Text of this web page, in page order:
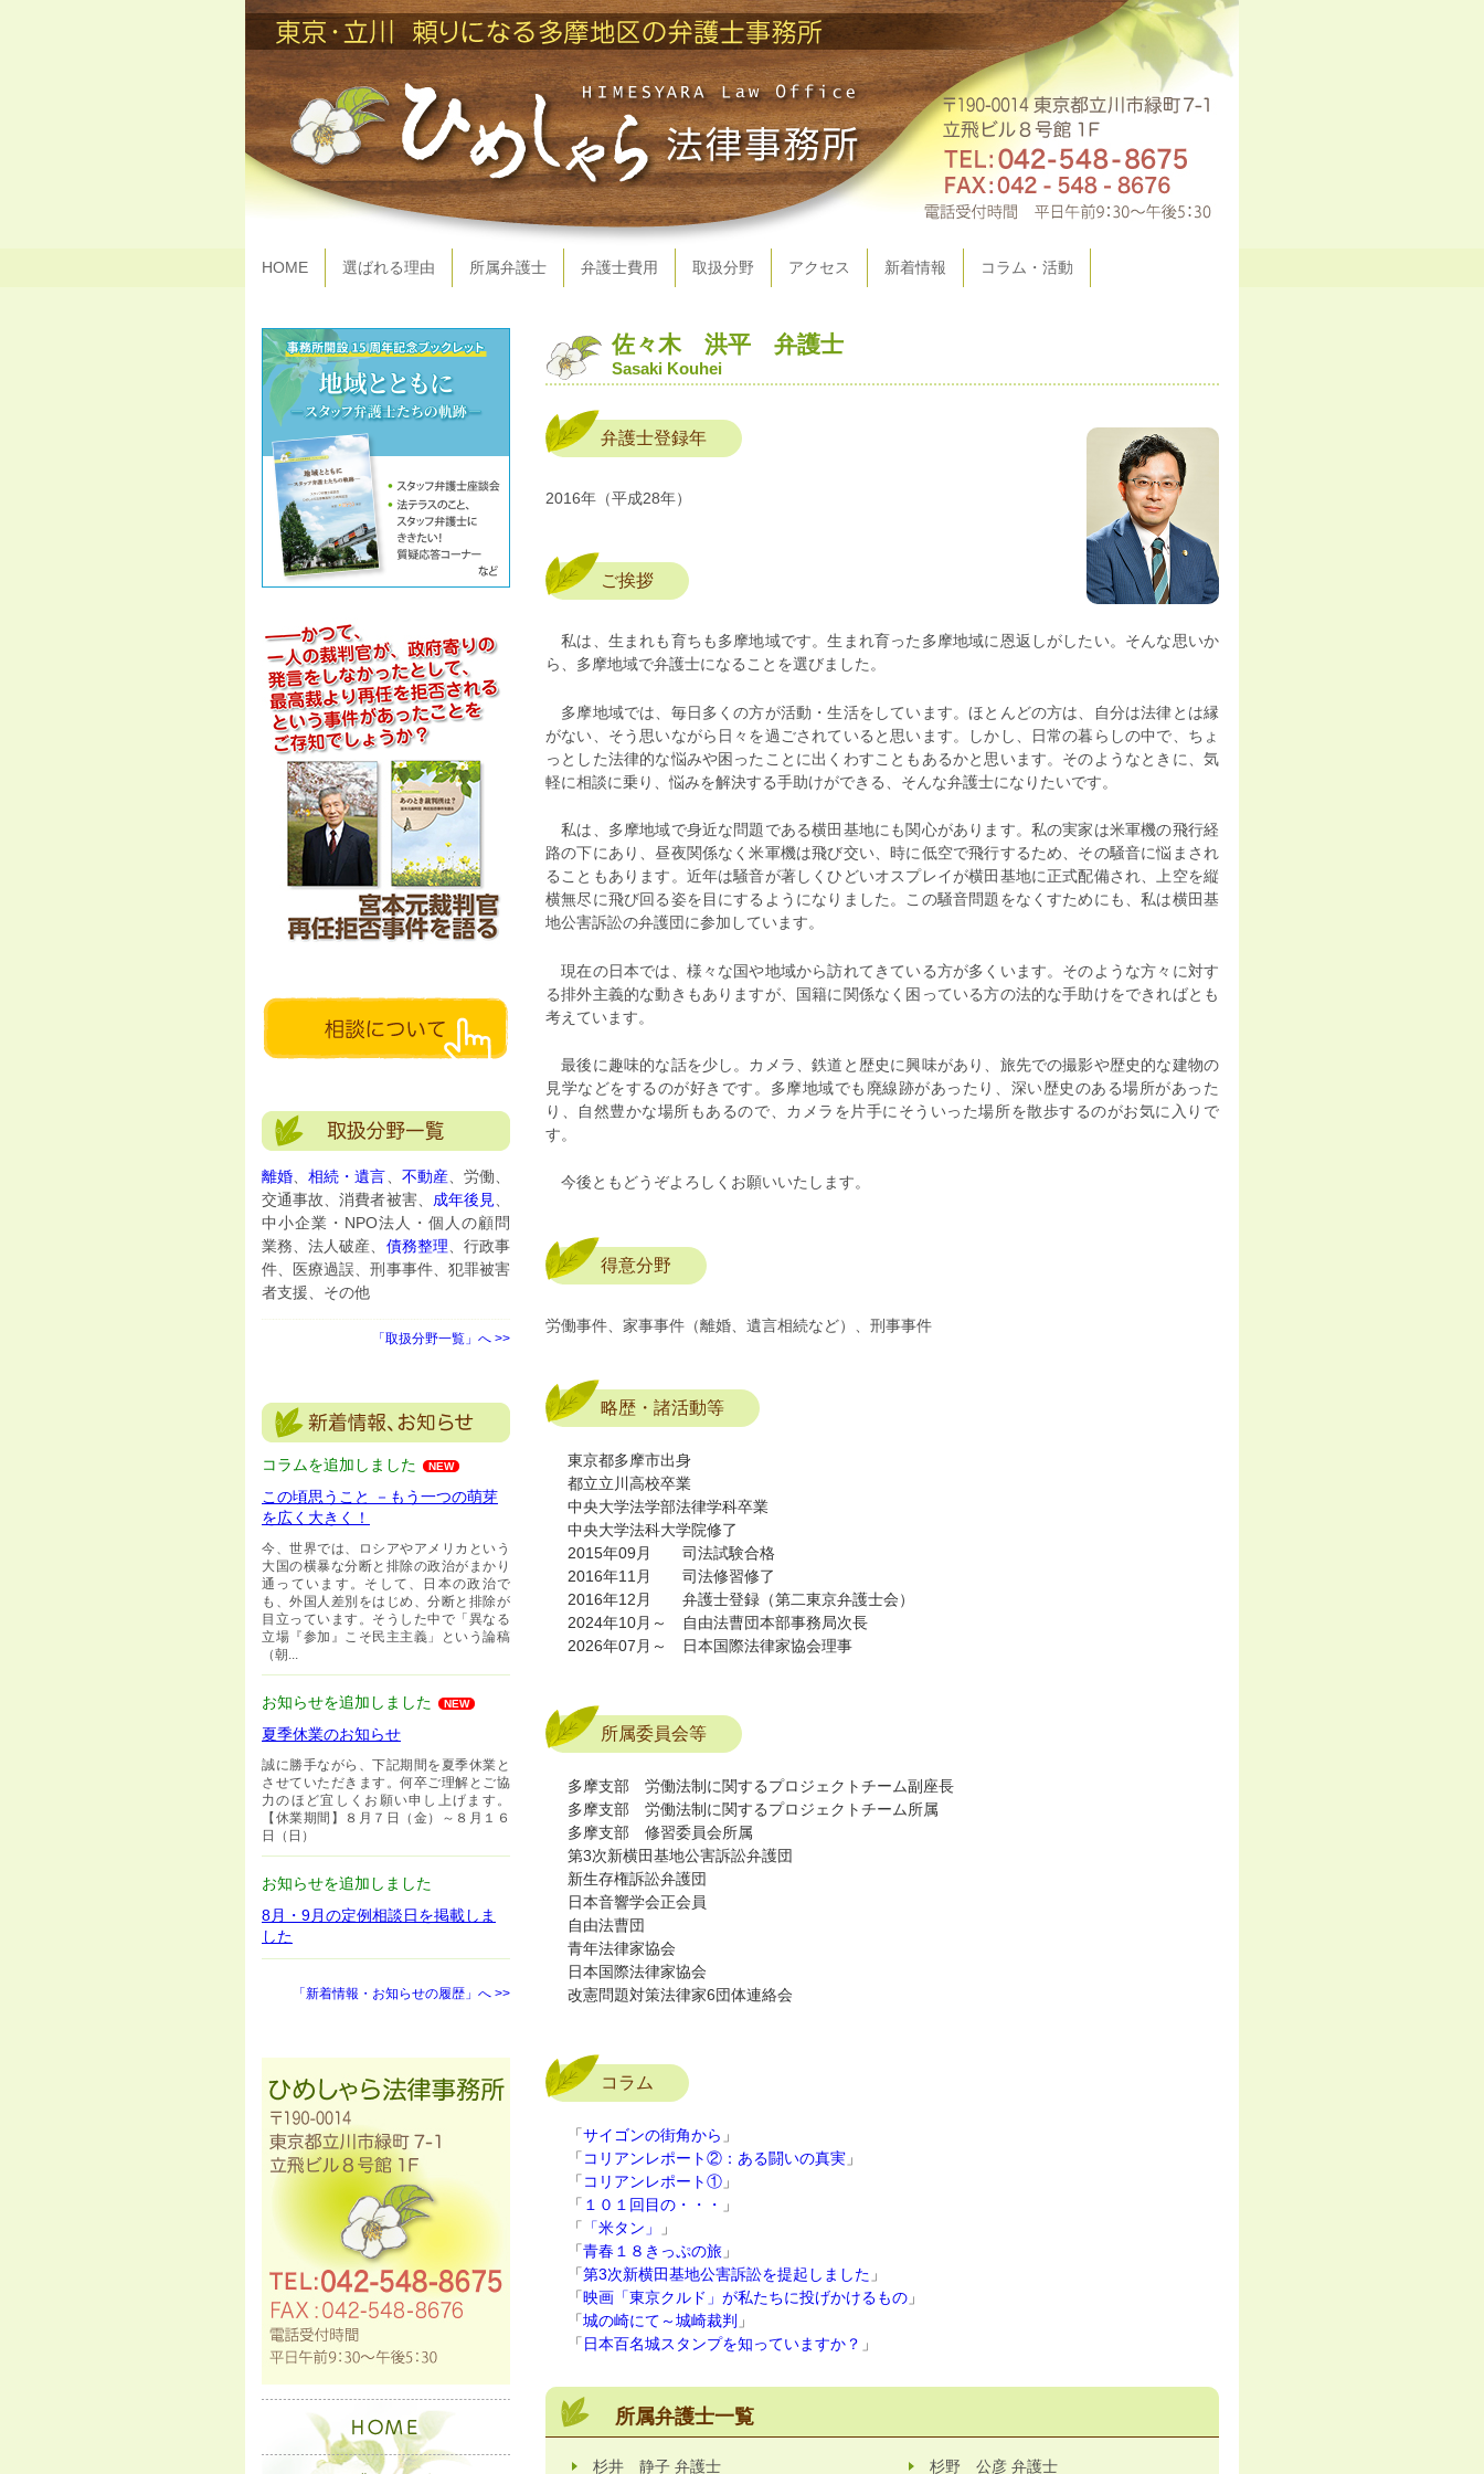
HOME 選ばれる理由 所属弁護士 弁護士費用 取扱分野 アクセス 新着情報 コラム・活動
佐々木 洪平 弁護士
Sasaki Kouhei
弁護士登録年
2016年（平成28年）
ご挨拶
私は、生まれも育ちも多摩地域です。生まれ育った多摩地域に恩返しがしたい。そんな思いか
ら、多摩地域で弁護士になることを選びました。
多摩地域では、毎日多くの方が活動・生活をしています。ほとんどの方は、自分は法律とは縁
がない、そう思いながら日々を過ごされていると思います。しかし、日常の暮らしの中で、ちょ
っとした法律的な悩みや困ったことに出くわすこともあるかと思います。そのようなときに、気
軽に相談に乗り、悩みを解決する手助けができる、そんな弁護士になりたいです。
私は、多摩地域で身近な問題である横田基地にも関心があります。私の実家は米軍機の飛行経
路の下にあり、昼夜関係なく米軍機は飛び交い、時に低空で飛行するため、その騒音に悩まされ
ることもあります。近年は騒音が著しくひどいオスプレイが横田基地に正式配備され、上空を縦
横無尽に飛び回る姿を目にするようになりました。この騒音問題をなくすためにも、私は横田基
地公害訴訟の弁護団に参加しています。
現在の日本では、様々な国や地域から訪れてきている方が多くいます。そのような方々に対す
る排外主義的な動きもありますが、国籍に関係なく困っている方の法的な手助けをできればとも
考えています。
最後に趣味的な話を少し。カメラ、鉄道と歴史に興味があり、旅先での撮影や歴史的な建物の
見学などをするのが好きです。多摩地域でも廃線跡があったり、深い歴史のある場所があった
り、自然豊かな場所もあるので、カメラを片手にそういった場所を散歩するのがお気に入りで
す。
今後ともどうぞよろしくお願いいたします。
得意分野
労働事件、家事事件（離婚、遺言相続など）、刑事事件
略歴・諸活動等
東京都多摩市出身
都立立川高校卒業
中央大学法学部法律学科卒業
中央大学法科大学院修了
2015年09月 司法試験合格
2016年11月 司法修習修了
2016年12月 弁護士登録（第二東京弁護士会）
2024年10月～ 自由法曹団本部事務局次長
2026年07月～ 日本国際法律家協会理事
所属委員会等
多摩支部 労働法制に関するプロジェクトチーム副座長
多摩支部 労働法制に関するプロジェクトチーム所属
多摩支部 修習委員会所属
第3次新横田基地公害訴訟弁護団
新生存権訴訟弁護団
日本音響学会正会員
自由法曹団
青年法律家協会
日本国際法律家協会
改憲問題対策法律家6団体連絡会
コラム
「サイゴンの街角から 」
「 コリアンレポート②：ある闘いの真実 」
「 コリアンレポート① 」
「 １０１回目の・・・
」
「
「米タン」
」
「青春１８きっぷの旅 」
「第3次新横田基地公害訴訟を提起しました 」
「映画「東京クルド」が私たちに投げかけるもの 」
「城の崎にて～城崎裁判 」
「 日本百名城スタンプを知っていますか？ 」
所属弁護士一覧
杉井 静子 弁護士 杉野 公彦 弁護士
離婚 、相続・遺言 不動産、労働、
交通事故、消費者被害、 成年後見
中小企業・NPO法人・個人の顧問
業務、法人破産、 債務整理 、行政事
件、医療過誤、刑事事件、犯罪被害
者支援、その他
「取扱分野一覧」へ >>
コラムを追加しました NEW
この頃思うこと －もう一つの萌芽
を広く大きく！
今、世界では、ロシアやアメリカという
大国の横暴な分断と排除の政治がまかり
通っています。そして、日本の政治で
も、外国人差別をはじめ、分断と排除が
目立っています。そうした中で「異なる
立場『参加』こそ民主主義」という論稿
（朝...
お知らせを追加しました NEW
夏季休業のお知らせ
誠に勝手ながら、下記期間を夏季休業と
させていただきます。何卒ご理解とご協
力のほど宜しくお願い申し上げます。
【休業期間】８月７日（金）～８月１６
日（日）
お知らせを追加しました
8月・9月の定例相談日を掲載しま
した
「新着情報・お知らせの履歴」へ >>